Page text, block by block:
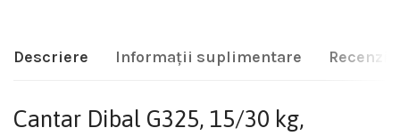
Descriere Informații suplimentare Recenzii
Cantar Dibal G325, 15/30 kg,